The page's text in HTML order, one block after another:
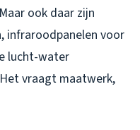
ook daar zijn
infraroodpanelen voor
lucht-water
vraagt maatwerk,